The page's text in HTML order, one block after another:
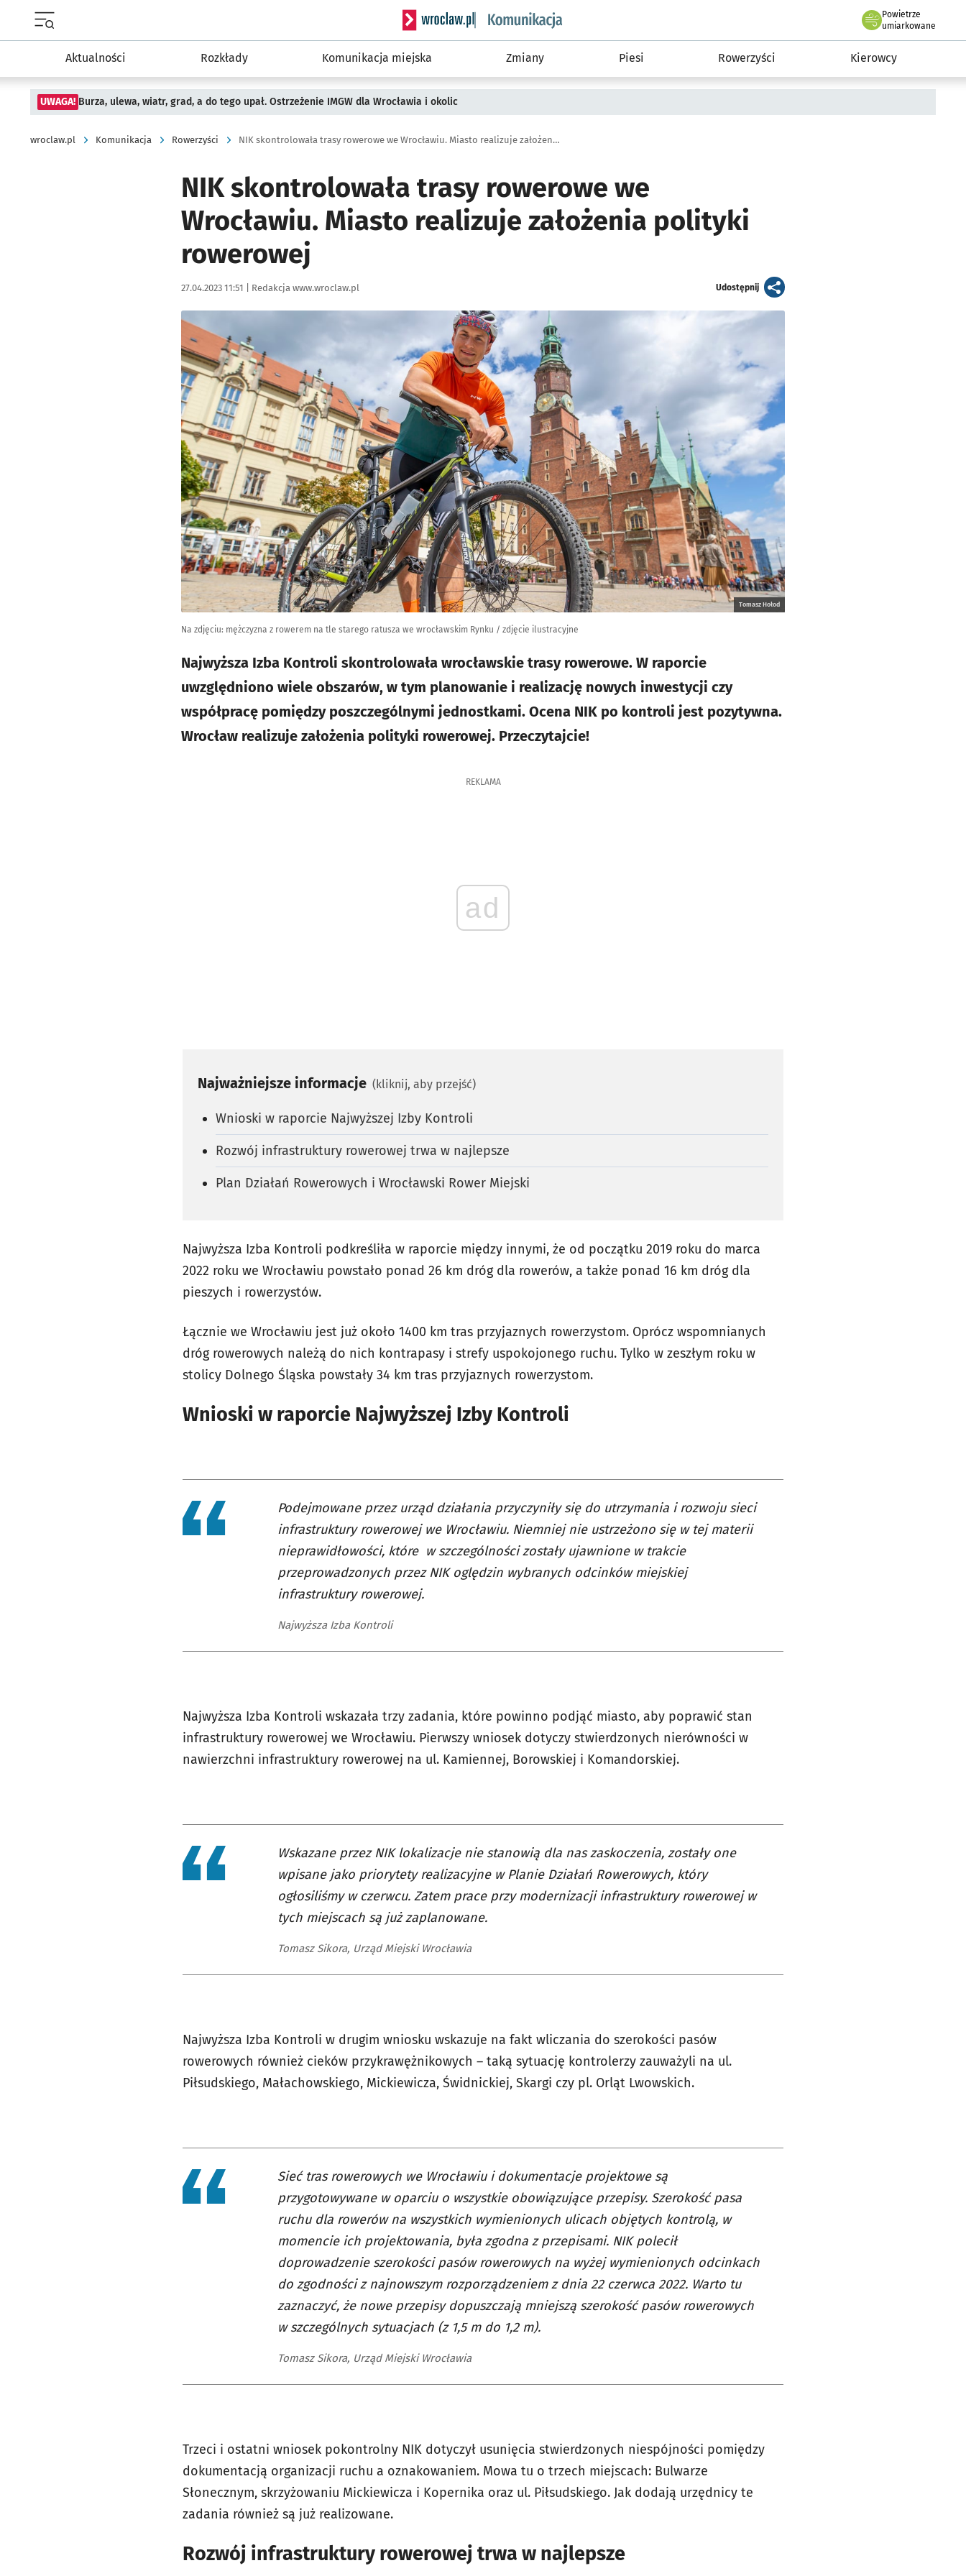
Serwis informacyjny wroclaw.pl podserwis: Komunikacja
Powietrze
we Wrocławiu
umiarkowane
Aktualności Rozkłady Komunikacja miejska Zmiany Piesi Rowerzyści Kierowcy
UWAGA! Burza, ulewa, wiatr, grad, a do tego upał. Ostrzeżenie IMGW dla Wrocławia i okolic
wroclaw.pl Komunikacja Rowerzyści NIK skontrolowała trasy rowerowe we Wrocławiu. Miasto realizuje założenia polityki rowerowej
NIK skontrolowała trasy rowerowe we
Wrocławiu. Miasto realizuje założenia polityki
rowerowej
Data publikacji:
27.04.2023 11:51 | Autor:
Redakcja www.wroclaw.pl Udostępnijartykuł
Kliknij, aby powiększyć
Tomasz Hołod
Na zdjęciu: mężczyzna z rowerem na tle starego ratusza we wrocławskim Rynku / zdjęcie ilustracyjne
Najwyższa Izba Kontroli skontrolowała wrocławskie trasy rowerowe. W raporcie
uwzględniono wiele obszarów, w tym planowanie i realizację nowych inwestycji czy
współpracę pomiędzy poszczególnymi jednostkami. Ocena NIK po kontroli jest pozytywna.
Wrocław realizuje założenia polityki rowerowej. Przeczytajcie!
REKLAMA
ad
Najważniejsze informacje (kliknij, aby przejść)
Wnioski w raporcie Najwyższej Izby Kontroli
Rozwój infrastruktury rowerowej trwa w najlepsze
Plan Działań Rowerowych i Wrocławski Rower Miejski
Najwyższa Izba Kontroli podkreśliła w raporcie między innymi, że od początku 2019 roku do marca
2022 roku we Wrocławiu powstało ponad 26 km dróg dla rowerów, a także ponad 16 km dróg dla
pieszych i rowerzystów.
Łącznie we Wrocławiu jest już około 1400 km tras przyjaznych rowerzystom. Oprócz wspomnianych
dróg rowerowych należą do nich kontrapasy i strefy uspokojonego ruchu. Tylko w zeszłym roku w
stolicy Dolnego Śląska powstały 34 km tras przyjaznych rowerzystom.
Wnioski w raporcie Najwyższej Izby Kontroli
Podejmowane przez urząd działania przyczyniły się do utrzymania i rozwoju sieci
infrastruktury rowerowej we Wrocławiu. Niemniej nie ustrzeżono się w tej materii
nieprawidłowości, które w szczególności zostały ujawnione w trakcie
przeprowadzonych przez NIK oględzin wybranych odcinków miejskiej
infrastruktury rowerowej.
Najwyższa Izba Kontroli
Najwyższa Izba Kontroli wskazała trzy zadania, które powinno podjąć miasto, aby poprawić stan
infrastruktury rowerowej we Wrocławiu. Pierwszy wniosek dotyczy stwierdzonych nierówności w
nawierzchni infrastruktury rowerowej na ul. Kamiennej, Borowskiej i Komandorskiej.
Wskazane przez NIK lokalizacje nie stanowią dla nas zaskoczenia, zostały one
wpisane jako priorytety realizacyjne w Planie Działań Rowerowych, który
ogłosiliśmy w czerwcu. Zatem prace przy modernizacji infrastruktury rowerowej w
tych miejscach są już zaplanowane.
Tomasz Sikora, Urząd Miejski Wrocławia
Najwyższa Izba Kontroli w drugim wniosku wskazuje na fakt wliczania do szerokości pasów
rowerowych również cieków przykrawężnikowych – taką sytuację kontrolerzy zauważyli na ul.
Piłsudskiego, Małachowskiego, Mickiewicza, Świdnickiej, Skargi czy pl. Orląt Lwowskich.
Sieć tras rowerowych we Wrocławiu i dokumentacje projektowe są
przygotowywane w oparciu o wszystkie obowiązujące przepisy. Szerokość pasa
ruchu dla rowerów na wszystkich wymienionych ulicach objętych kontrolą, w
momencie ich projektowania, była zgodna z przepisami. NIK polecił
doprowadzenie szerokości pasów rowerowych na wyżej wymienionych odcinkach
do zgodności z najnowszym rozporządzeniem z dnia 22 czerwca 2022. Warto tu
zaznaczyć, że nowe przepisy dopuszczają mniejszą szerokość pasów rowerowych
w szczególnych sytuacjach (z 1,5 m do 1,2 m).
Tomasz Sikora, Urząd Miejski Wrocławia
Trzeci i ostatni wniosek pokontrolny NIK dotyczył usunięcia stwierdzonych niespójności pomiędzy
dokumentacją organizacji ruchu a oznakowaniem. Mowa tu o trzech miejscach: Bulwarze
Słonecznym, skrzyżowaniu Mickiewicza i Kopernika oraz ul. Piłsudskiego. Jak dodają urzędnicy te
zadania również są już realizowane.
Rozwój infrastruktury rowerowej trwa w najlepsze